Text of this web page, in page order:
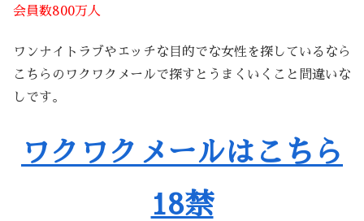
会員数800万人
ワンナイトラブやエッチな目的でな女性を探しているなら
こちらのワクワクメールで探すとうまくいくこと間違いな
しです。
ワクワクメールはこちら
18禁